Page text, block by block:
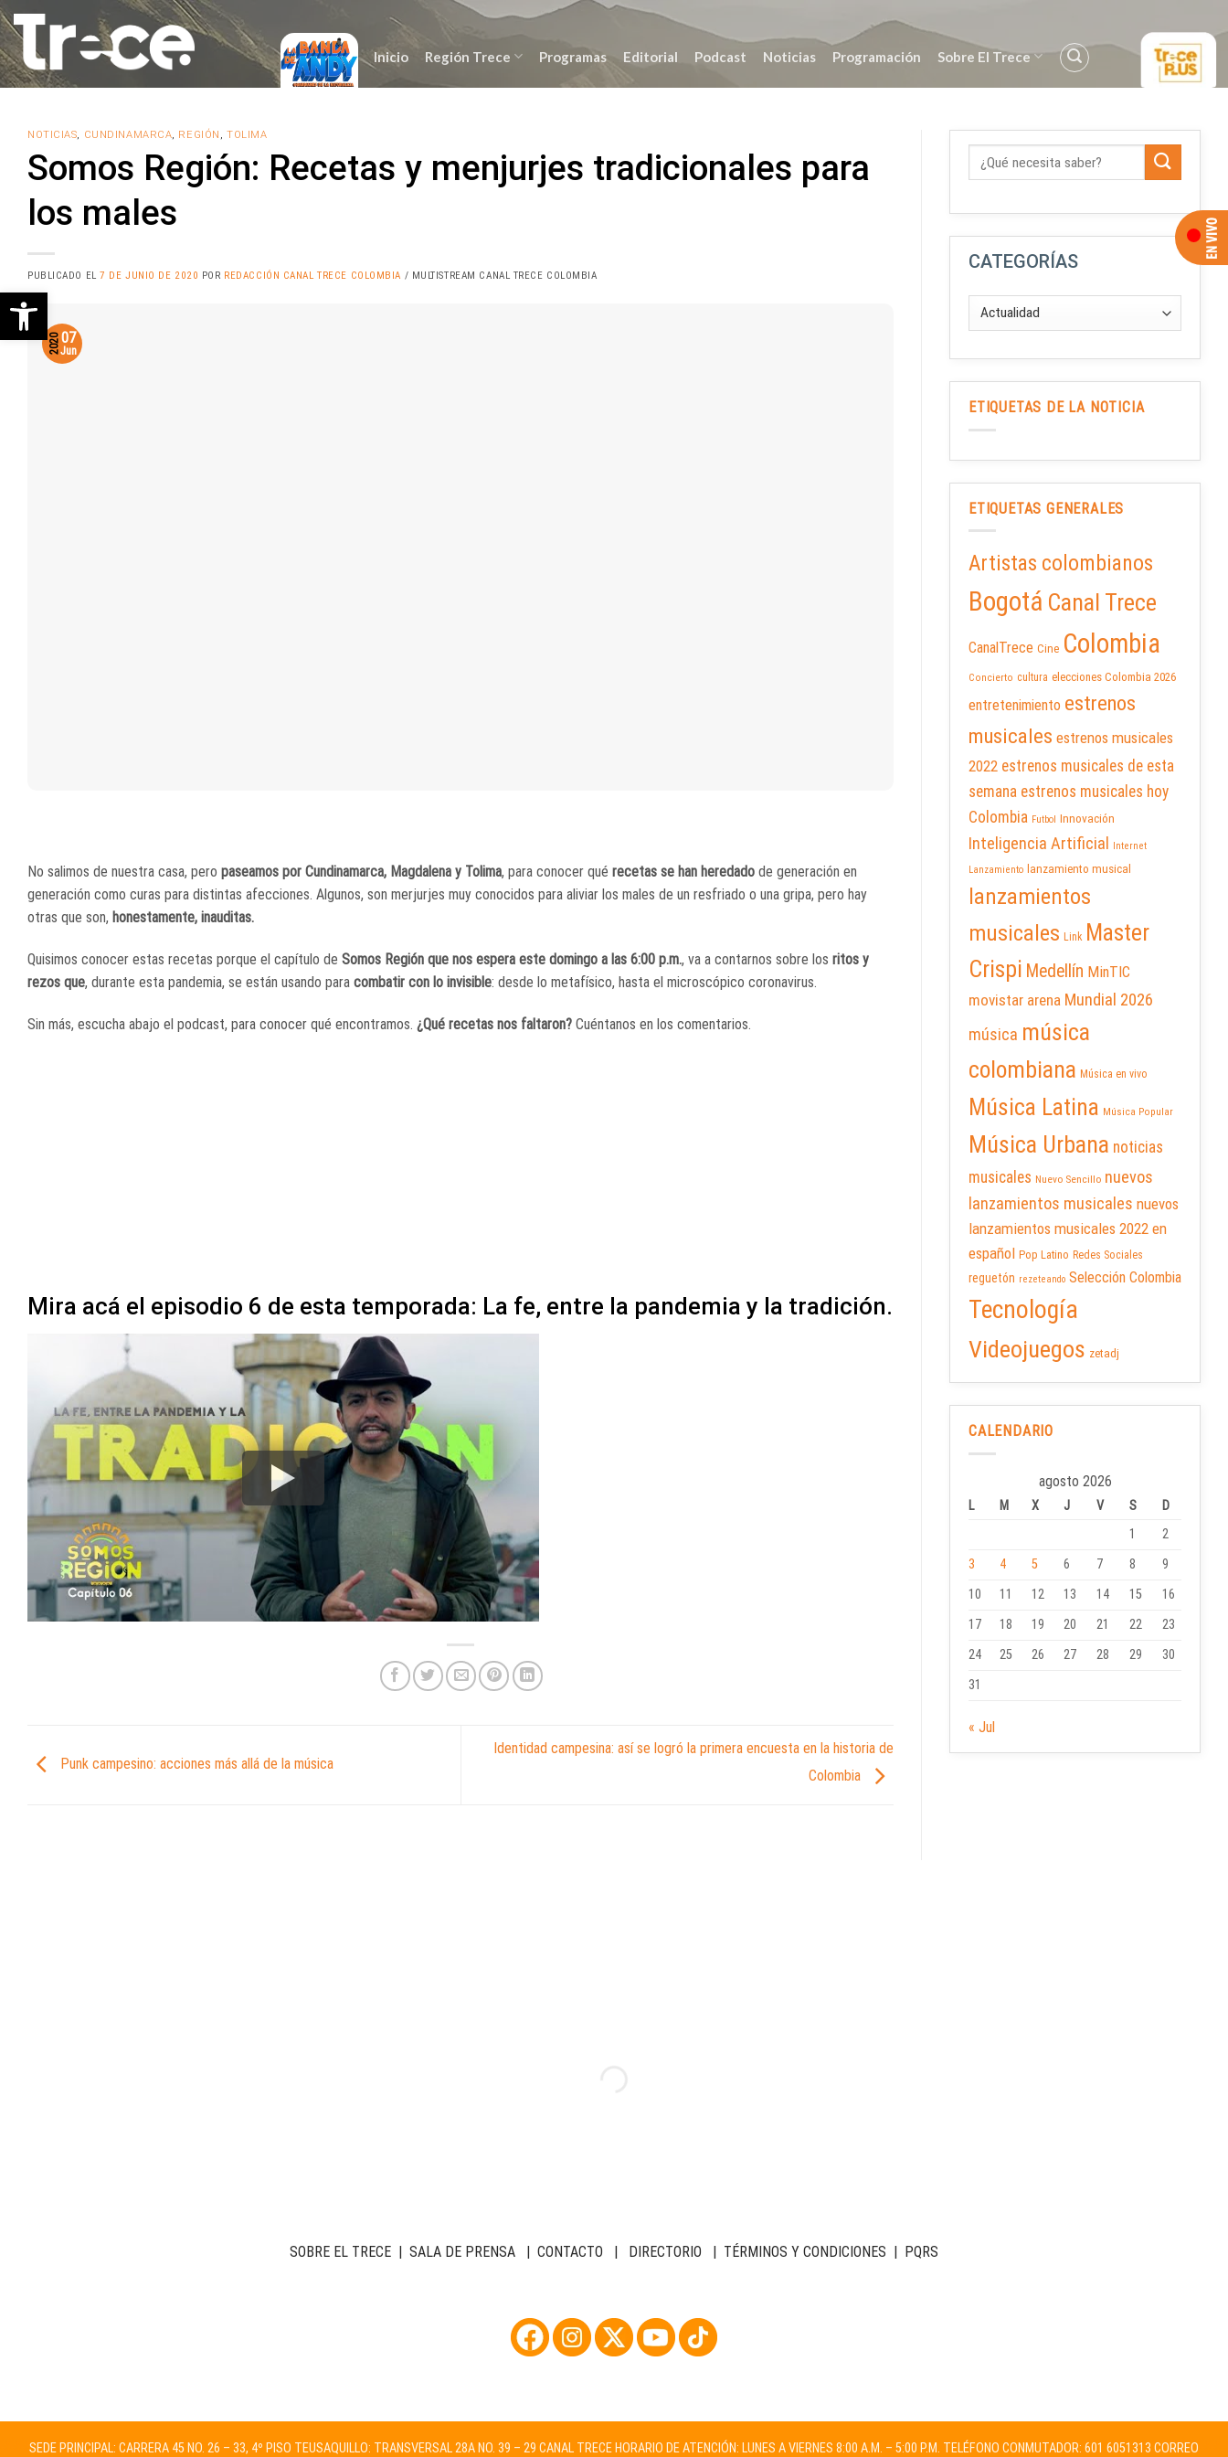
Saltar
al
contenido
Inicio Región Trece Programas Editorial Podcast Noticias Programación Sobre El Trece
NOTICIAS, CUNDINAMARCA, REGIÓN , TOLIMA
Somos Región: Recetas y menjurjes tradicionales para
los males
PUBLICADO EL7 DE JUNIO DE 2020 POR REDACCIÓN CANAL TRECE COLOMBIA / MULTISTREAM CANAL TRECE COLOMBIA
07
Jun
2020
No salimos de nuestra casa, pero paseamos por Cundinamarca, Magdalena y Tolima, para conocer qué recetas se han heredado de generación en
generación como curas para distintas afecciones. Algunos, son merjurjes muy conocidos para aliviar los males de un resfriado o una gripa, pero hay
otras que son, honestamente, inauditas.
Quisimos conocer estas recetas porque el capítulo de Somos Región que nos espera este domingo a las 6:00 p.m., va a contarnos sobre los ritos y
rezos que, durante esta pandemia, se están usando para combatir con lo invisible: desde lo metafísico, hasta el microscópico coronavirus.
Sin más, escucha abajo el podcast, para conocer qué encontramos. ¿Qué recetas nos faltaron? Cuéntanos en los comentarios.
Mira acá el episodio 6 de esta temporada: La fe, entre la pandemia y la tradición.
Punk campesino: acciones más allá de la música
Identidad campesina: así se logró la primera encuesta en la historia de
Colombia
CATEGORÍAS
ETIQUETAS DE LA NOTICIA
ETIQUETAS GENERALES
Artistas colombianos
Bogotá Canal Trece
CanalTrece Cine Colombia
Concierto cultura elecciones Colombia 2026
entretenimiento estrenos
musicales estrenos musicales
2022 estrenos musicales de esta
semana estrenos musicales hoy
Colombia Futbol Innovación
Inteligencia Artificial
Internet
Lanzamiento
lanzamiento musical
lanzamientos
musicales Link Master
Crispi Medellín MinTIC
movistar arena Mundial 2026
música música
colombiana Música en vivo
Música Latina Música Popular
Música Urbana noticias
musicales Nuevo Sencillo nuevos
lanzamientos musicales nuevos
lanzamientos musicales 2022 en
español Pop Latino Redes Sociales
reguetón rezeteando Selección Colombia
Tecnología
Videojuegos zetadj
CALENDARIO
agosto 2026
L M X J V S
D
1
2
3
4 5 6 7 8
9
10
11 12 13 14 15
16
17
18 19 20 21 22
23
24
25 26 27 28 29
30
31
« Jul
SOBRE EL TRECE | SALA DE PRENSA | CONTACTO | DIRECTORIO | TÉRMINOS Y CONDICIONES | PQRS
SEDE PRINCIPAL: CARRERA 45 NO. 26 – 33, 4º PISO TEUSAQUILLO: TRANSVERSAL 28A NO. 39 – 29 CANAL TRECE HORARIO DE ATENCIÓN: LUNES A VIERNES 8:00 A.M. – 5:00 P.M. TELÉFONO CONMUTADOR: 601 6051313 CORREO
Abrir barra de herramientas